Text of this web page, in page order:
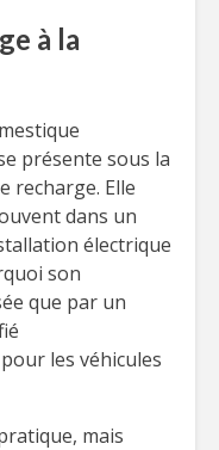
à la
présente sous la
recharge. Elle
dans un
électrique
son
que par un
les véhicules
mais